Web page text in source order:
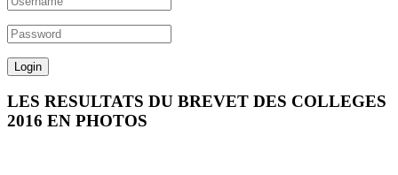
LES RESULTATS DU BREVET DES COLLEGES
2016 EN PHOTOS